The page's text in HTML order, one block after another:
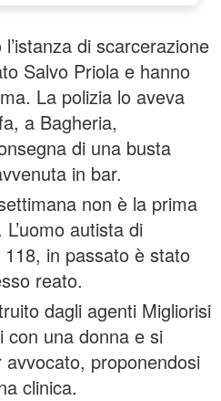
di scarcerazione
Salvo Priola e hanno
La polizia lo aveva
a Bagheria,
di una busta
in bar.
non è la prima
autista di
in passato è stato
reato.
dagli agenti Migliorisi
con una donna e si
proponendosi
clinica.